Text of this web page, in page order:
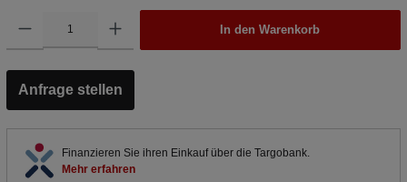
In den Warenkorb
Anfrage stellen
Finanzieren Sie ihren Einkauf über die Targobank.
Mehr erfahren